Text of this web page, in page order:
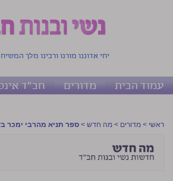
יחי אדוננו מורנו ורבינו מלך
עמוד הבית מדורים חב"ד
ראשי > מדורים > מה חדש > ספר תניא מהרבי ימכר